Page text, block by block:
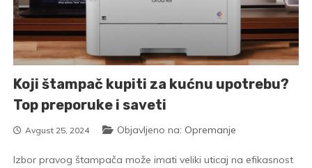
Koji štampač kupiti za kućnu upotrebu?
Top preporuke i saveti
Avgust 25, 2024 Objavljeno na: Opremanje
Izbor pravog štampača može imati veliki uticaj na efikasnost